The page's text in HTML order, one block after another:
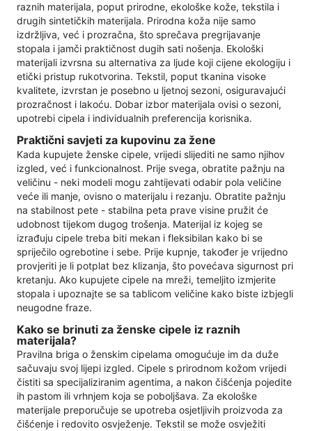
raznih materijala, poput prirodne, ekološke kože, tekstila i
drugih sintetičkih materijala. Prirodna koža nije samo
izdržljiva, već i prozračna, što sprečava pregrijavanje
stopala i jamči praktičnost dugih sati nošenja. Ekološki
materijali izvrsna su alternativa za ljude koji cijene ekologiju i
etički pristup rukotvorina. Tekstil, poput tkanina visoke
kvalitete, izvrstan je posebno u ljetnoj sezoni, osiguravajući
prozračnost i lakoću. Dobar izbor materijala ovisi o sezoni,
upotrebi cipela i individualnih preferencija korisnika.
Praktični savjeti za kupovinu za žene
Kada kupujete ženske cipele, vrijedi slijediti ne samo njihov
izgled, već i funkcionalnost. Prije svega, obratite pažnju na
veličinu - neki modeli mogu zahtijevati odabir pola veličine
veće ili manje, ovisno o materijalu i rezanju. Obratite pažnju
na stabilnost pete - stabilna peta prave visine pružit će
udobnost tijekom dugog trošenja. Materijal iz kojeg se
izrađuju cipele treba biti mekan i fleksibilan kako bi se
spriječilo ogrebotine i sebe. Prije kupnje, također je vrijedno
provjeriti je li potplat bez klizanja, što povećava sigurnost pri
kretanju. Ako kupujete cipele na mreži, temeljito izmjerite
stopala i upoznajte se sa tablicom veličine kako biste izbjegli
neugodne fraze.
Kako se brinuti za ženske cipele iz raznih
materijala?
Pravilna briga o ženskim cipelama omogućuje im da duže
sačuvaju svoj lijepi izgled. Cipele s prirodnom kožom vrijedi
čistiti sa specijaliziranim agentima, a nakon čišćenja pojedite
ih pastom ili vrhnjem koja se poboljšava. Za ekološke
materijale preporučuje se upotreba osjetljivih proizvoda za
čišćenje i redovito osvježenje. Tekstil se može osvježiti